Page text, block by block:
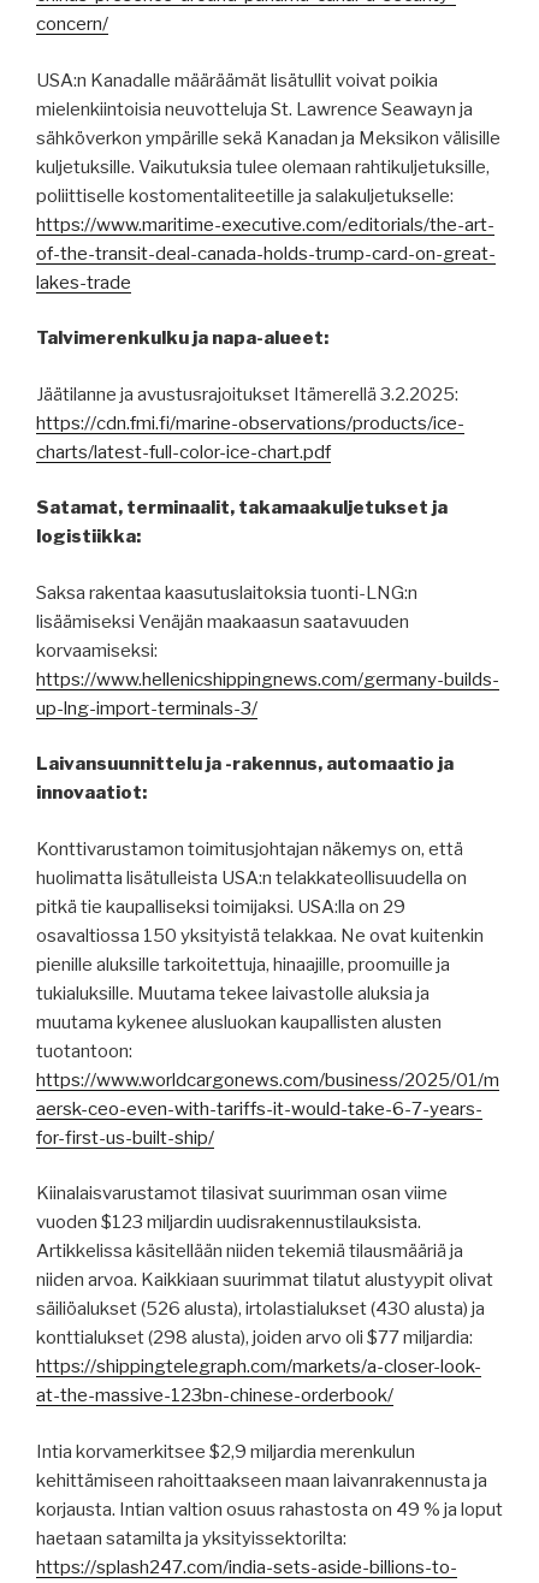
concern/
USA:n Kanadalle määräämät lisätullit voivat poikia
mielenkiintoisia neuvotteluja St. Lawrence Seawayn ja
sähköverkon ympärille sekä Kanadan ja Meksikon välisille
kuljetuksille. Vaikutuksia tulee olemaan rahtikuljetuksille,
poliittiselle kostomentaliteetille ja salakuljetukselle:
https://www.maritime-executive.com/editorials/the-art-
of-the-transit-deal-canada-holds-trump-card-on-great-
lakes-trade
Talvimerenkulku ja napa-alueet:
Jäätilanne ja avustusrajoitukset Itämerellä 3.2.2025:
https://cdn.fmi.fi/marine-observations/products/ice-
charts/latest-full-color-ice-chart.pdf
Satamat, terminaalit, takamaakuljetukset ja
logistiikka:
Saksa rakentaa kaasutuslaitoksia tuonti-LNG:n
lisäämiseksi Venäjän maakaasun saatavuuden
korvaamiseksi:
https://www.hellenicshippingnews.com/germany-builds-
up-lng-import-terminals-3/
Laivansuunnittelu ja -rakennus, automaatio ja
innovaatiot:
Konttivarustamon toimitusjohtajan näkemys on, että
huolimatta lisätulleista USA:n telakkateollisuudella on
pitkä tie kaupalliseksi toimijaksi. USA:lla on 29
osavaltiossa 150 yksityistä telakkaa. Ne ovat kuitenkin
pienille aluksille tarkoitettuja, hinaajille, proomuille ja
tukialuksille. Muutama tekee laivastolle aluksia ja
muutama kykenee alusluokan kaupallisten alusten
tuotantoon:
https://www.worldcargonews.com/business/2025/01/m
aersk-ceo-even-with-tariffs-it-would-take-6-7-years-
for-first-us-built-ship/
Kiinalaisvarustamot tilasivat suurimman osan viime
vuoden $123 miljardin uudisrakennustilauksista.
Artikkelissa käsitellään niiden tekemiä tilausmääriä ja
niiden arvoa. Kaikkiaan suurimmat tilatut alustyypit olivat
säiliöalukset (526 alusta), irtolastialukset (430 alusta) ja
konttialukset (298 alusta), joiden arvo oli $77 miljardia:
https://shippingtelegraph.com/markets/a-closer-look-
at-the-massive-123bn-chinese-orderbook/
Intia korvamerkitsee $2,9 miljardia merenkulun
kehittämiseen rahoittaakseen maan laivanrakennusta ja
korjausta. Intian valtion osuus rahastosta on 49 % ja loput
haetaan satamilta ja yksityissektorilta:
https://splash247.com/india-sets-aside-billions-to-